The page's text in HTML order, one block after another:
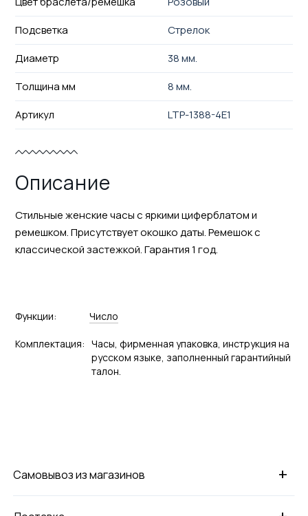
Подсветка
Стрелок
Диаметр
38 мм.
Толщина мм
8 мм.
Артикул
LTP-1388-4E1
Описание
Стильные женские часы с яркими циферблатом и
ремешком. Присутствует окошко даты. Ремешок с
классической застежкой. Гарантия 1 год.
Функции: Число
Комплектация: Часы, фирменная упаковка, инструкция на
русском языке, заполненный гарантийный
талон.
+
Самовывоз из магазинов